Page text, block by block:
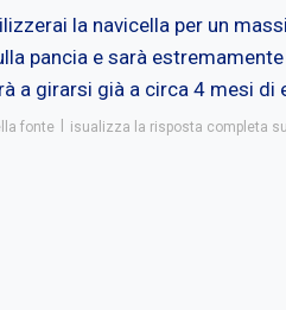
la navicella per un
pancia e sarà
a girarsi già a circa 4 mesi di
fonte isualizza la risposta completa